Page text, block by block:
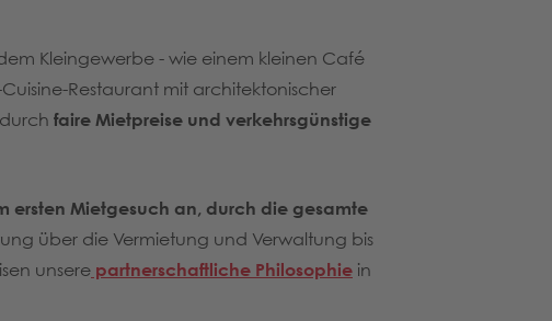
Kleingewerbe - wie einem kleinen Café
Restaurant mit architektonischer
faire Mietpreise und verkehrsgünstige
ersten Mietgesuch an, durch die gesamte
über die Vermietung und Verwaltung bis
unsere partnerschaftliche Philosophie in